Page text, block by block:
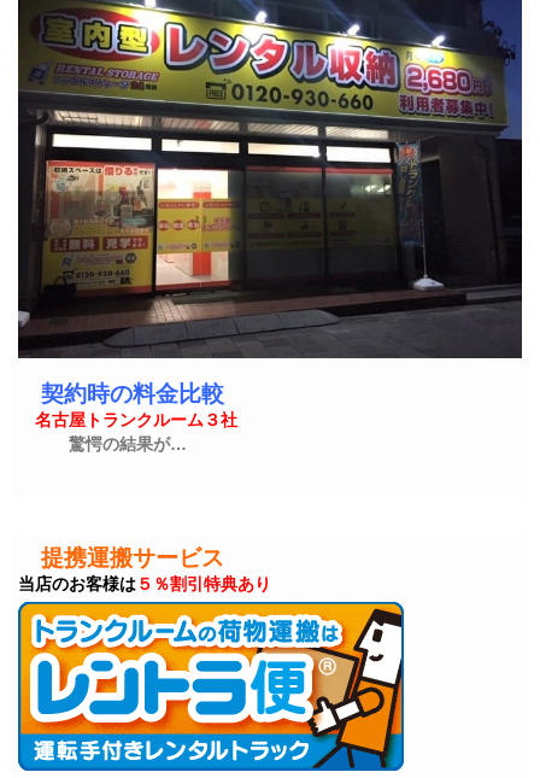
契約時の料金比較
名古屋トランクルーム３社
驚愕の結果が…
提携運搬サービス
当店のお客様は５％割引特典あり